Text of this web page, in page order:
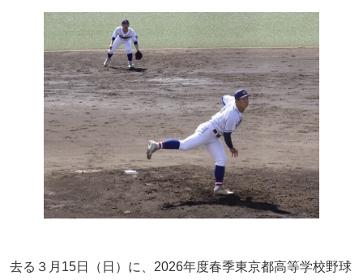
去る３月15日（日）に、2026年度春季東京都高等学校野球